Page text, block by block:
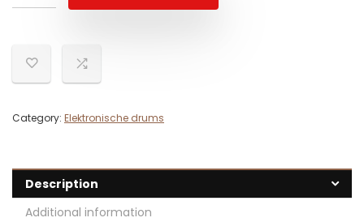
Category: Elektronische drums
Description
Additional information